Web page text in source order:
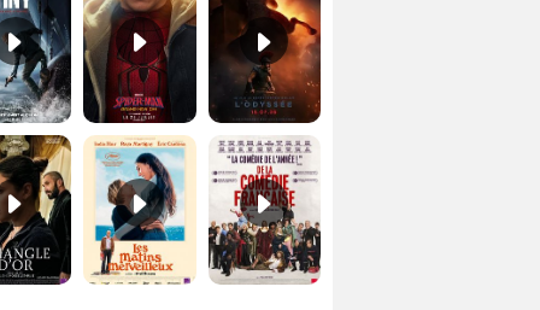
Le Triangle d'or Bande-annonce VF De la Comédie-Française Teaser VF